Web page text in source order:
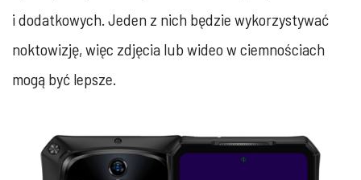
i dodatkowych. Jeden z nich będzie wykorzystywać
noktowizję, więc zdjęcia lub wideo w ciemnościach
mogą być lepsze.